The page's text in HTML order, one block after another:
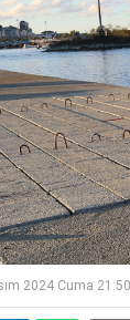
2024 Cuma 21:50